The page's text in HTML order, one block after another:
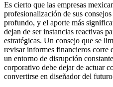
Es cierto que las empresas
profesionalización de sus
profundo, y el aporte más
dejan de ser instancias reactivas
estratégicas. Un consejo que se
revisar informes financieros corre
un entorno de disrupción
corporativo debe dejar de actuar
convertirse en diseñador del